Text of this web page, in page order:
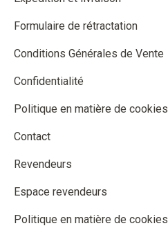
Formulaire de rétractation
Conditions Générales de Vente
Confidentialité
Politique en matière de cookies
Contact
Revendeurs
Espace revendeurs
Politique en matière de cookies